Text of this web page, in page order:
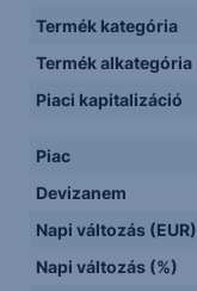
Termék kategória
Termék alkategória
Piaci kapitalizáció
Piac
Devizanem
Napi változás (EUR)
Napi változás (%)